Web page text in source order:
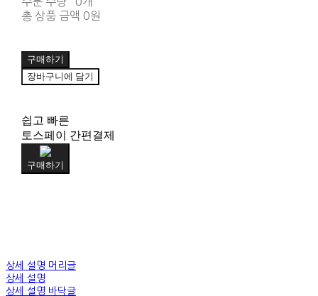
총 상품 금액 0원
구매하기
장바구니에 담기
쉽고 빠른
토스페이 간편결제
구매하기
상세 설명 머리글
상세 설명
상세 설명 바닥글